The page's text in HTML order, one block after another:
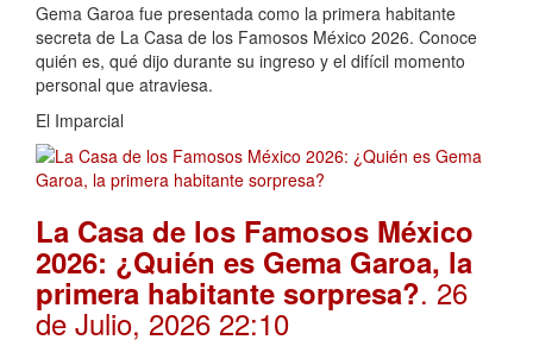
Gema Garoa fue presentada como la primera habitante
secreta de La Casa de los Famosos México 2026. Conoce
quién es, qué dijo durante su ingreso y el difícil momento
personal que atraviesa.
El Imparcial
La Casa de los Famosos México
2026: ¿Quién es Gema Garoa, la
primera habitante sorpresa?. 26
de Julio, 2026 22:10